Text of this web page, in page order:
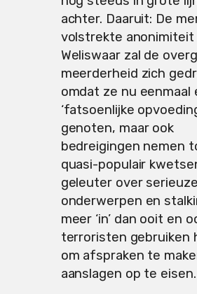
achter. Daaruit: De
volstrekte anonimiteit
Weliswaar zal de
meerderheid zich
omdat ze nu eenmaal
‘fatsoenlijke
genoten, maar ook
bedreigingen nemen
quasi-populair
geleuter over serieuze
onderwerpen en
meer ‘in’ dan ooit en
terroristen gebruiken
om afspraken te
aanslagen op te eisen.